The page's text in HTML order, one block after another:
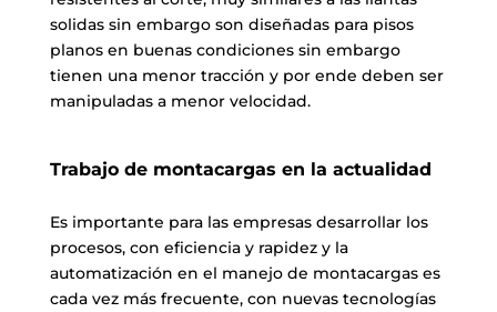
solidas sin embargo son diseñadas para pisos
planos en buenas condiciones sin embargo
tienen una menor tracción y por ende deben ser
manipuladas a menor velocidad.
Trabajo de montacargas en la actualidad
Es importante para las empresas desarrollar los
procesos, con eficiencia y rapidez y la
automatización en el manejo de montacargas es
cada vez más frecuente, con nuevas tecnologías